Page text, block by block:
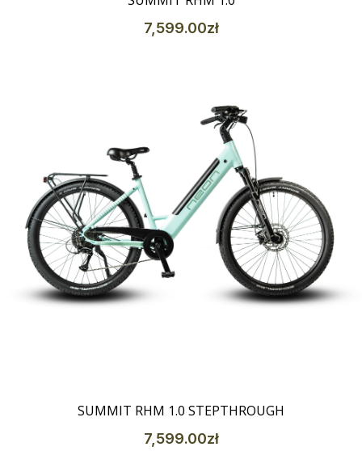
7,599.00zł
SUMMIT RHM 1.0 STEPTHROUGH
7,599.00zł